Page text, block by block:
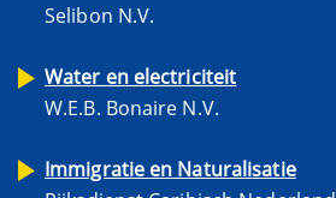
Selibon N.V.
Water en electriciteit
W.E.B. Bonaire N.V.
Immigratie en Naturalisatie